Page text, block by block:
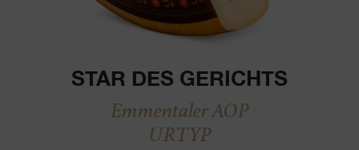
STAR DES GERICHTS
Emmentaler AOP
URTYP